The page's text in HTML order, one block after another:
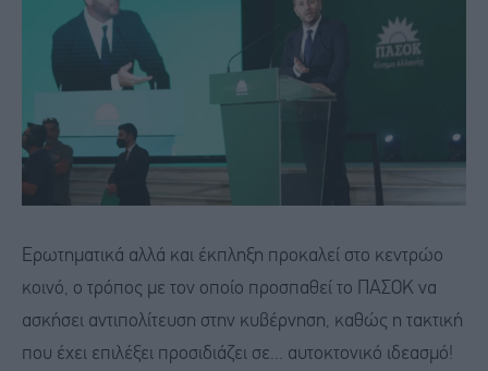
Ερωτηματικά αλλά και έκπληξη προκαλεί στο κεντρώο
κοινό, ο τρόπος με τον οποίο προσπαθεί το ΠΑΣΟΚ να
ασκήσει αντιπολίτευση στην κυβέρνηση, καθώς η τακτική
που έχει επιλέξει προσιδιάζει σε... αυτοκτονικό ιδεασμό!